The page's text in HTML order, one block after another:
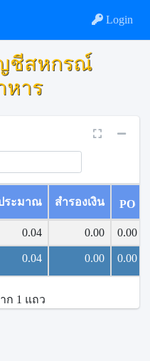
Login
ชีสหกรณ์
หาร
ระมาณ สำรองเงิน PO
0.04 0.00 0.00
0.04 0.00 0.00
ก 1 แถว